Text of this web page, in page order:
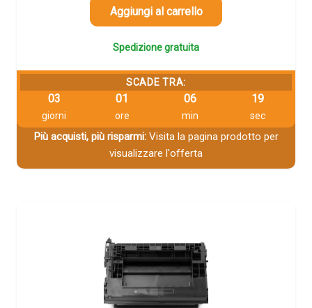
Aggiungi al carrello
Spedizione gratuita
SCADE TRA:
03
giorni
01
ore
06
min
19
sec
Più acquisti, più risparmi:Visita la pagina prodotto per
visualizzare l'offerta